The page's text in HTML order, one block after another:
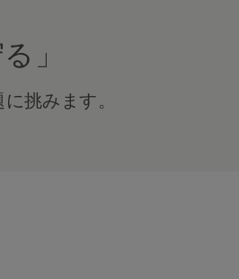
」
挑みます。